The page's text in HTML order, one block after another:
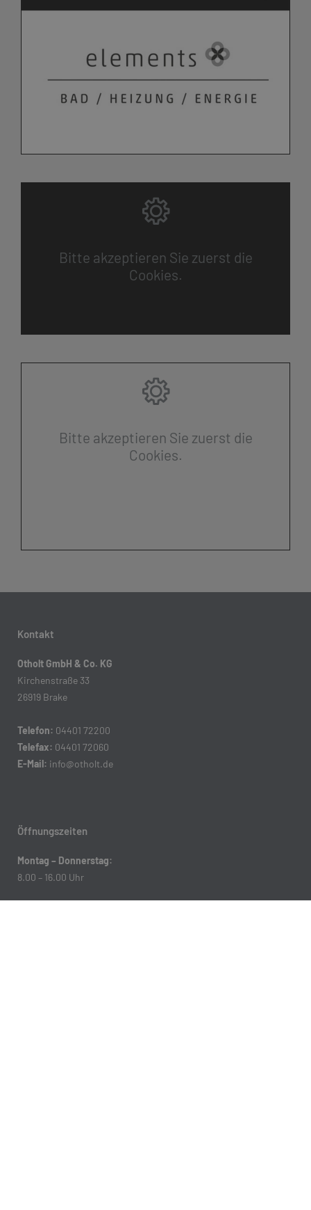
Bitte akzeptieren Sie zuerst die
Cookies.
Bitte akzeptieren Sie zuerst die
Cookies.
Kontakt
Otholt GmbH & Co. KG
Kirchenstraße 33
26919 Brake
Telefon: 04401 72200
Telefax: 04401 72060
E-Mail: info@otholt.de
Öffnungszeiten
Montag – Donnerstag:
8.00 – 16.00 Uhr